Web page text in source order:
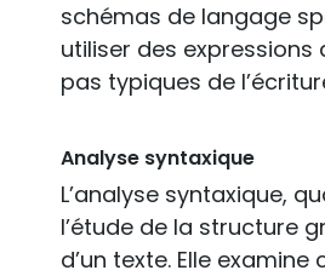
schémas de langage
utiliser des expressions
pas typiques de
Analyse syntaxique
L’analyse syntaxique,
l’étude de la structure
d’un texte. Elle